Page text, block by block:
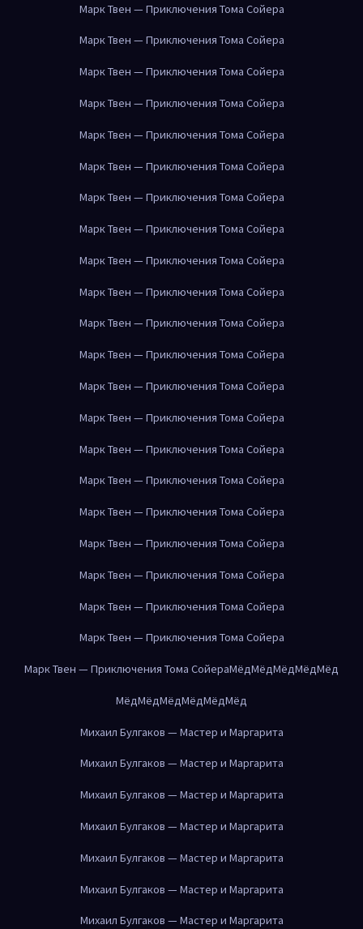
Марк Твен — Приключения Тома Сойера
Марк Твен — Приключения Тома Сойера
Марк Твен — Приключения Тома Сойера
Марк Твен — Приключения Тома Сойера
Марк Твен — Приключения Тома Сойера
Марк Твен — Приключения Тома Сойера
Марк Твен — Приключения Тома Сойера
Марк Твен — Приключения Тома Сойера
Марк Твен — Приключения Тома Сойера
Марк Твен — Приключения Тома Сойера
Марк Твен — Приключения Тома Сойера
Марк Твен — Приключения Тома Сойера
Марк Твен — Приключения Тома Сойера
Марк Твен — Приключения Тома Сойера
Марк Твен — Приключения Тома Сойера
Марк Твен — Приключения Тома Сойера
Марк Твен — Приключения Тома Сойера
Марк Твен — Приключения Тома Сойера
Марк Твен — Приключения Тома Сойера
Марк Твен — Приключения Тома Сойера
Марк Твен — Приключения Тома Сойера
Марк Твен — Приключения Тома СойераМёдМёдМёдМёдМёд
МёдМёдМёдМёдМёдМёд
Михаил Булгаков — Мастер и Маргарита
Михаил Булгаков — Мастер и Маргарита
Михаил Булгаков — Мастер и Маргарита
Михаил Булгаков — Мастер и Маргарита
Михаил Булгаков — Мастер и Маргарита
Михаил Булгаков — Мастер и Маргарита
Михаил Булгаков — Мастер и Маргарита